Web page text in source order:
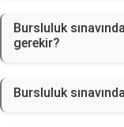
Bursluluk
gerekir?
Bursluluk